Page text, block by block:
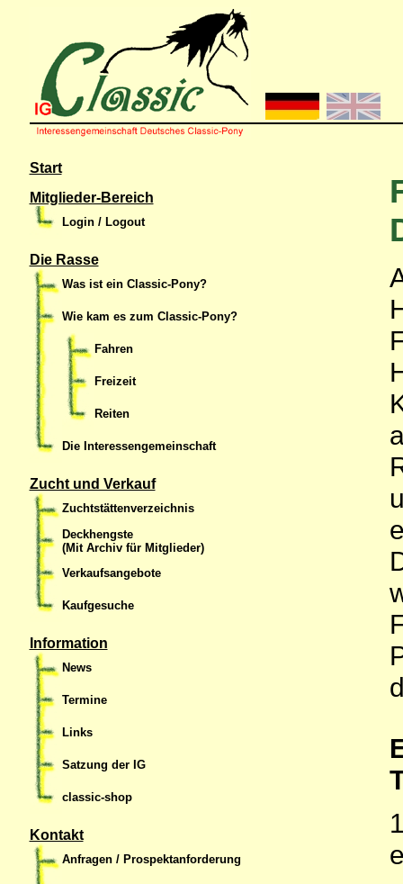
Start
Mitglieder-Bereich
Login / Logout
Die Rasse
Was ist ein Classic-Pony?
Wie kam es zum Classic-Pony?
Fahren
Freizeit
Reiten
Die Interessengemeinschaft
Zucht und Verkauf
Zuchtstättenverzeichnis
Deckhengste
(Mit Archiv für Mitglieder)
Verkaufsangebote
Kaufgesuche
Information
News
Termine
Links
Satzung der IG
classic-shop
Kontakt
Anfragen / Prospektanforderung